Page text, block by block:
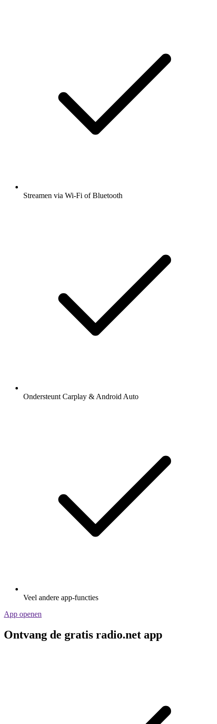
Streamen via Wi-Fi of Bluetooth
Ondersteunt Carplay & Android Auto
Veel andere app-functies
App openen
Ontvang de gratis radio.net app